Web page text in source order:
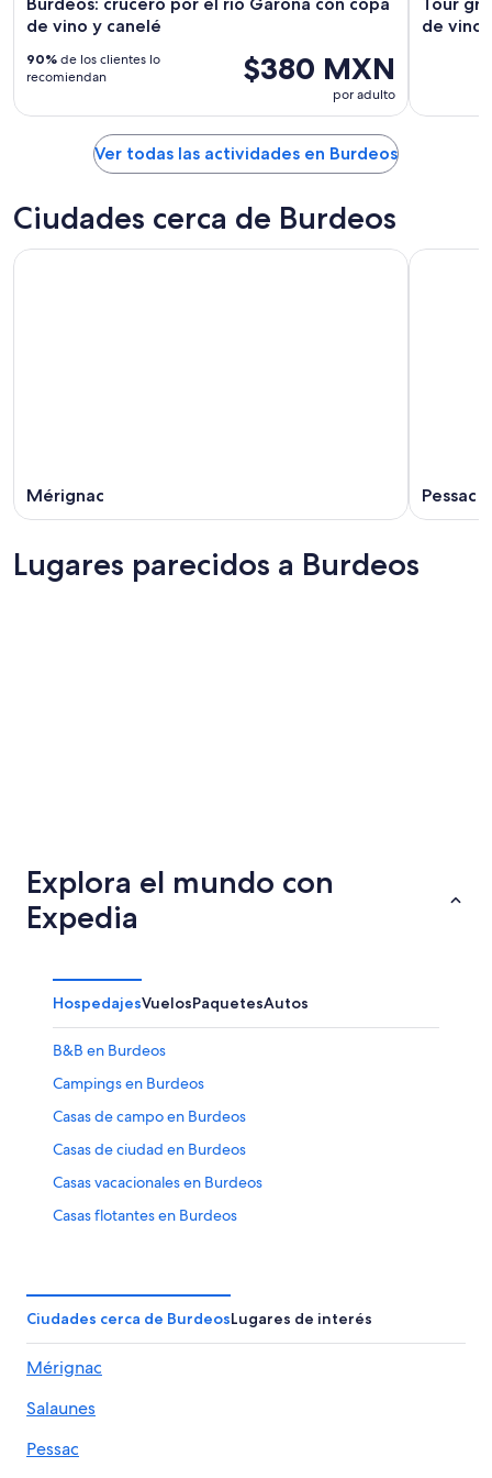
de vino y canelé
$380 MXN
por adulto
90% de los clientes lo
recomiendan
de vino
Ver todas las actividades en Burdeos
Ciudades cerca de Burdeos
Mérignac Pessac
Lugares parecidos a Burdeos
Explora el mundo con
Expedia
HospedajesVuelosPaquetesAutos
B&B en Burdeos
Campings en Burdeos
Casas de campo en Burdeos
Casas de ciudad en Burdeos
Casas vacacionales en Burdeos
Casas flotantes en Burdeos
Condominios en Burdeos
Cruceros en Burdeos
Apartamentos en Burdeos
Hoteles haciendas en Burdeos
Hostales en Burdeos
Ciudades cerca de BurdeosLugares de interés
Mérignac
Salaunes
Pessac